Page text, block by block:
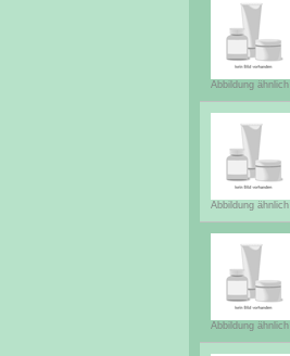
Abbildung ähnlich
Abbildung ähnlich
Abbildung ähnlich